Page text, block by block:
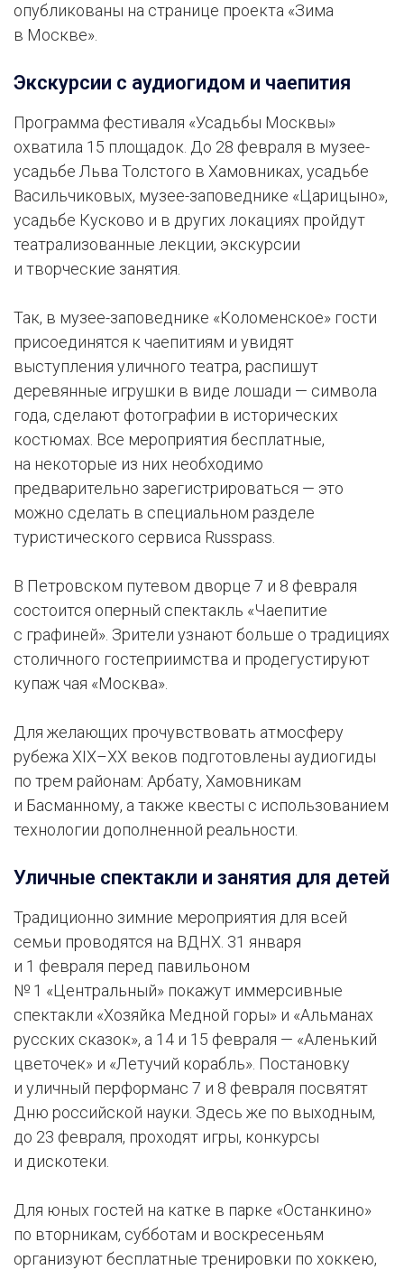
опубликованы на странице проекта «Зима
в Москве».
Экскурсии с аудиогидом и чаепития
Программа фестиваля «Усадьбы Москвы»
охватила 15 площадок. До 28 февраля в музее-
усадьбе Льва Толстого в Хамовниках, усадьбе
Васильчиковых, музее-заповеднике «Царицыно»,
усадьбе Кусково и в других локациях пройдут
театрализованные лекции, экскурсии
и творческие занятия.
Так, в музее-заповеднике «Коломенское» гости
присоединятся к чаепитиям и увидят
выступления уличного театра, распишут
деревянные игрушки в виде лошади — символа
года, сделают фотографии в исторических
костюмах. Все мероприятия бесплатные,
на некоторые из них необходимо
предварительно зарегистрироваться — это
можно сделать в специальном разделе
туристического сервиса Russpass.
В Петровском путевом дворце 7 и 8 февраля
состоится оперный спектакль «Чаепитие
с графиней». Зрители узнают больше о традициях
столичного гостеприимства и продегустируют
купаж чая «Москва».
Для желающих прочувствовать атмосферу
рубежа XIX–XX веков подготовлены аудиогиды
по трем районам: Арбату, Хамовникам
и Басманному, а также квесты с использованием
технологии дополненной реальности.
Уличные спектакли и занятия для детей
Традиционно зимние мероприятия для всей
семьи проводятся на ВДНХ. 31 января
и 1 февраля перед павильоном
№ 1 «Центральный» покажут иммерсивные
спектакли «Хозяйка Медной горы» и «Альманах
русских сказок», а 14 и 15 февраля — «Аленький
цветочек» и «Летучий корабль». Постановку
и уличный перформанс 7 и 8 февраля посвятят
Дню российской науки. Здесь же по выходным,
до 23 февраля, проходят игры, конкурсы
и дискотеки.
Для юных гостей на катке в парке «Останкино»
по вторникам, субботам и воскресеньям
организуют бесплатные тренировки по хоккею,